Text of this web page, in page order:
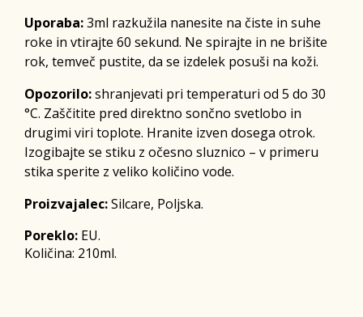
Uporaba:3ml razkužila nanesite na čiste in suhe
roke in vtirajte 60 sekund. Ne spirajte in ne brišite
rok, temveč pustite, da se izdelek posuši na koži.
Opozorilo:shranjevati pri temperaturi od 5 do 30
°C. Zaščitite pred direktno sončno svetlobo in
drugimi viri toplote. Hranite izven dosega otrok.
Izogibajte se stiku z očesno sluznico – v primeru
stika sperite z veliko količino vode.
Proizvajalec:Silcare, Poljska.
Poreklo: EU.
Količina: 210ml.